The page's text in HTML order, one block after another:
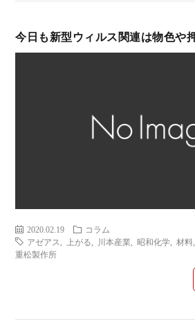
今日も新型ウィルス関連は物色や
2020.02.19
コラム
アゼアス
上がる 川本産業 昭和化学 ,材料
重松製作所